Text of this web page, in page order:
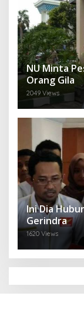
NU Minta
Orang Gila
2049 Views
Ini Dia
Gerindra
1620 Views